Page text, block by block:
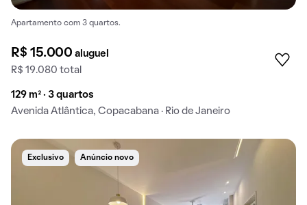
Apartamento com 3 quartos.
R$ 15.000aluguel
R$ 19.080 total
129 m² · 3 quartos
Avenida Atlântica, Copacabana · Rio de Janeiro
Exclusivo Anúncio novo